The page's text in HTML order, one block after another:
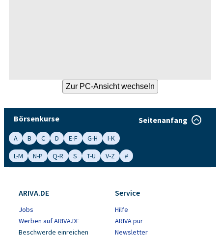
Börsenkurse Seitenanfang
A B C D E-F G-H
I-K
L-M
N-P Q-R S T-U V-Z #
ARIVA.DE
Jobs
Werben auf ARIVA.DE
Beschwerde einreichen
Service
Hilfe
ARIVA pur
Newsletter